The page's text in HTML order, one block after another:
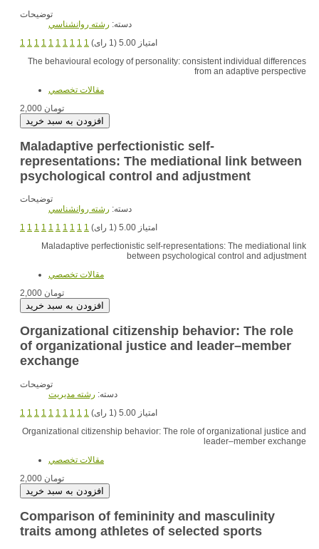
توضیحات
دسته: رشته روانشناسي
1 1 1 1 1 1 1 1 1 1
امتیاز 5.00 (1 رای)
The behavioural ecology of personality: consistent individual differences
from an adaptive perspective
مقالات تخصصي
2,000 تومان
Maladaptive perfectionistic self-
representations: The mediational link between
psychological control and adjustment
توضیحات
دسته: رشته روانشناسي
1 1 1 1 1 1 1 1 1 1
امتیاز 5.00 (1 رای)
Maladaptive perfectionistic self-representations: The mediational link
between psychological control and adjustment
مقالات تخصصي
2,000 تومان
Organizational citizenship behavior: The role
of organizational justice and leader–member
exchange
توضیحات
دسته: رشته مديريت
1 1 1 1 1 1 1 1 1 1
امتیاز 5.00 (1 رای)
Organizational citizenship behavior: The role of organizational justice and
leader–member exchange
مقالات تخصصي
2,000 تومان
Comparison of femininity and masculinity
traits among athletes of selected sports